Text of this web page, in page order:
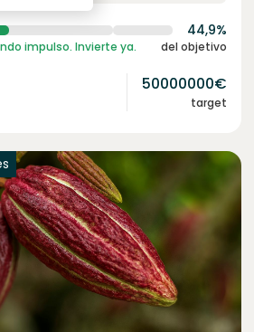
44,9%
impulso. Invierte ya. del objetivo
50000000€
target